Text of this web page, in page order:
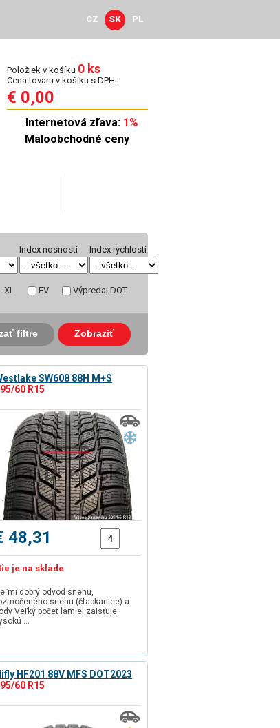
CZ SK PL
Položiek v košíku 0 ks
Cena tovaru v košíku s DPH:
€ 0,00
Internetová zľava: 1%
Maloobchodné ceny
Index nosnosti Index rýchlosti
XL EV Výpredaj DOT
Zobraziť
filtre
SW608 88H M+S
60 R15
48,31
je na sklade
dobrý odvod snehu,
snehu (čľapkanice) a
Veľký počet lamiel zaisťuje
…
HF201 88V MFS DOT2023
60 R15